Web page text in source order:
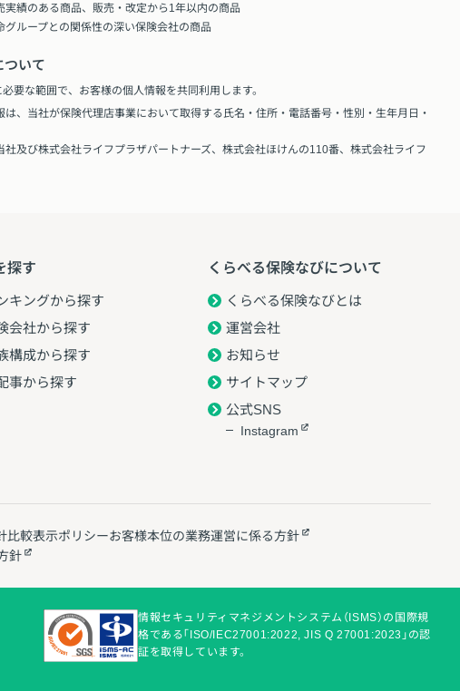
実績のある商品、販売・改定から1年以内の商品
グループとの関係性の深い保険会社の商品
ついて
要な範囲で、お客様の個人情報を共同利用します。
は、当社が保険代理店事業において取得する氏名・住所・電話番号・性別・生年月日・
社及び株式会社ライフプラザパートナーズ、株式会社ほけんの110番、株式会社ライフ
探す
キングから探す
会社から探す
構成から探す
事から探す
くらべる保険なびについて
くらべる保険なびとは
運営会社
お知らせ
サイトマップ
公式SNS
Instagram
比較表示ポリシーお客様本位の業務運営に係る方針
針
情報セキュリティマネジメントシステム（ISMS）の国際規
格である「ISO/IEC27001:2022, JIS Q 27001:2023」の認
証を取得しています。